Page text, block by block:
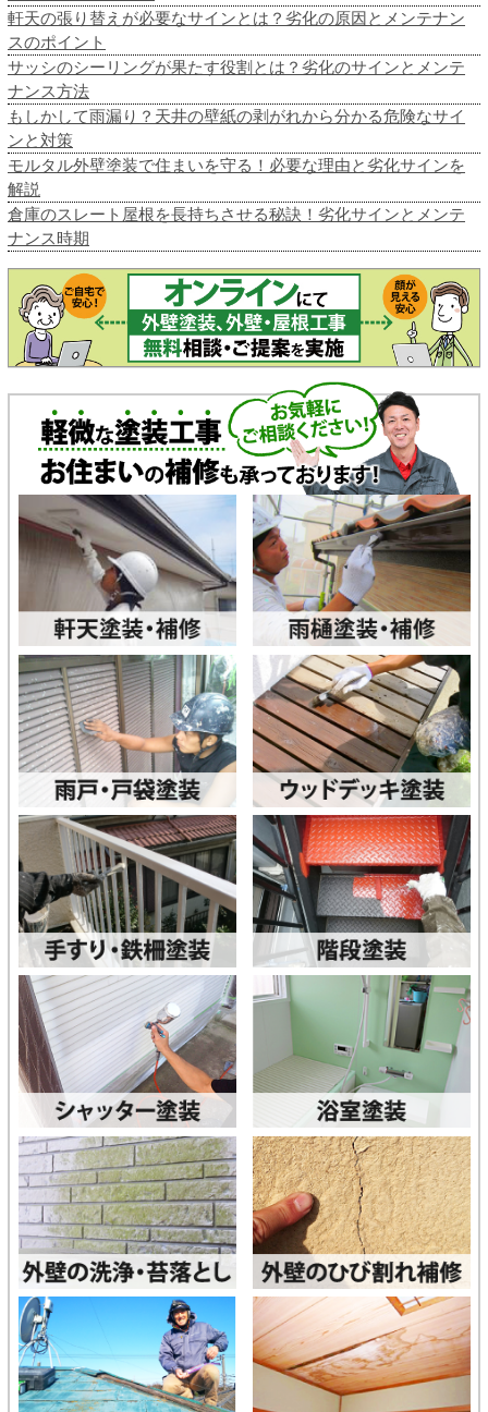
軒天の張り替えが必要なサインとは？劣化の原因とメンテナン
スのポイント
サッシのシーリングが果たす役割とは？劣化のサインとメンテ
ナンス方法
もしかして雨漏り？天井の壁紙の剥がれから分かる危険なサイ
ンと対策
モルタル外壁塗装で住まいを守る！必要な理由と劣化サインを
解説
倉庫のスレート屋根を長持ちさせる秘訣！劣化サインとメンテ
ナンス時期